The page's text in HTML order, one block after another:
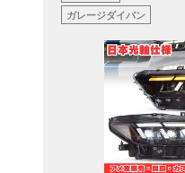
ガレージダイバン